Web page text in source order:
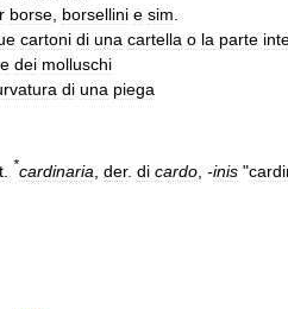
borse borsellini e sim
cartoni di una cartella o la parte
dei molluschi
di una piega
*cardinaria der. di cardo -inis "